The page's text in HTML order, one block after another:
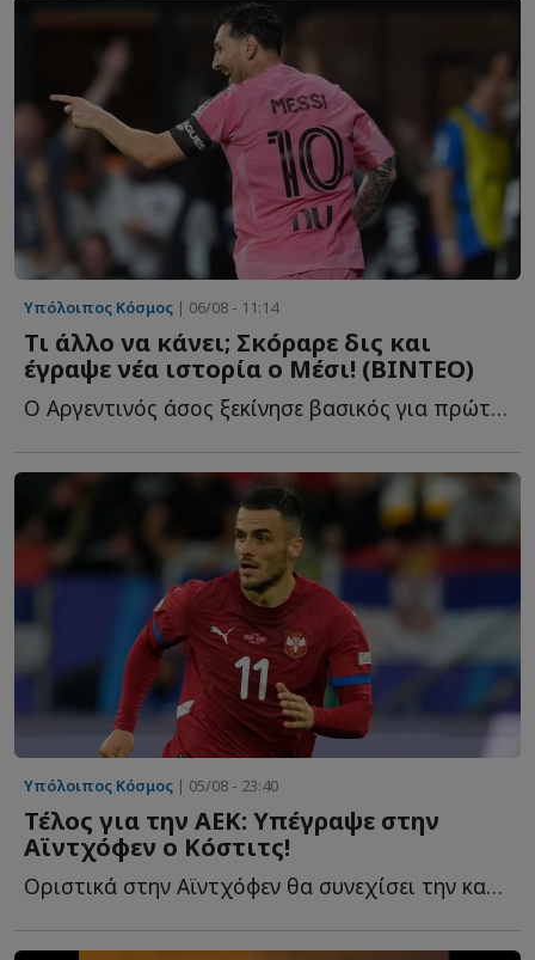
Υπόλοιπος Κόσμος | 06/08 - 11:14
Τι άλλο να κάνει; Σκόραρε δις και
έγραψε νέα ιστορία ο Μέσι! (ΒΙΝΤΕΟ)
Ο Αργεντινός άσος ξεκίνησε βασικός για πρώτη φορά μετά τ...
Υπόλοιπος Κόσμος | 05/08 - 23:40
Τέλος για την ΑΕΚ: Υπέγραψε στην
Αϊντχόφεν ο Κόστιτς!
Οριστικά στην Αϊντχόφεν θα συνεχίσει την καριέρα του ο...